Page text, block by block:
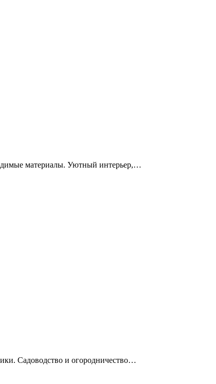
материалы. Уютный интерьер,…
Садоводство и огородничество…